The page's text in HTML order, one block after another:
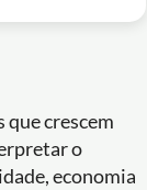
que crescem
o
economia